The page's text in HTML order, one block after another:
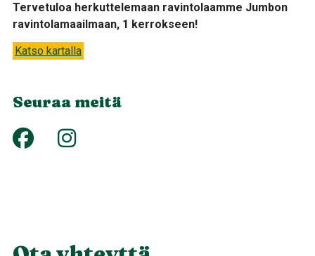
Tervetuloa herkuttelemaan ravintolaamme Jumbon
ravintolamaailmaan, 1 kerrokseen!
Katso kartalla
Seuraa meitä